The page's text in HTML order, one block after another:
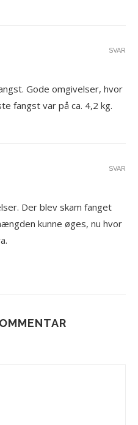
Gode omgivelser, hvor
fangst var på ca. 4,2 kg.
SVAR
Der blev skam fanget
kunne øges, nu hvor
SVAR